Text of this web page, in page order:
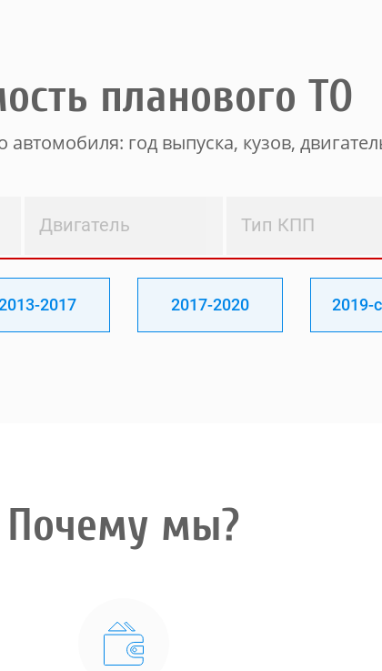
планового ТО
год выпуска, кузов,
Двигатель Тип КПП
2017 2017-2020 2019-
Почему мы?